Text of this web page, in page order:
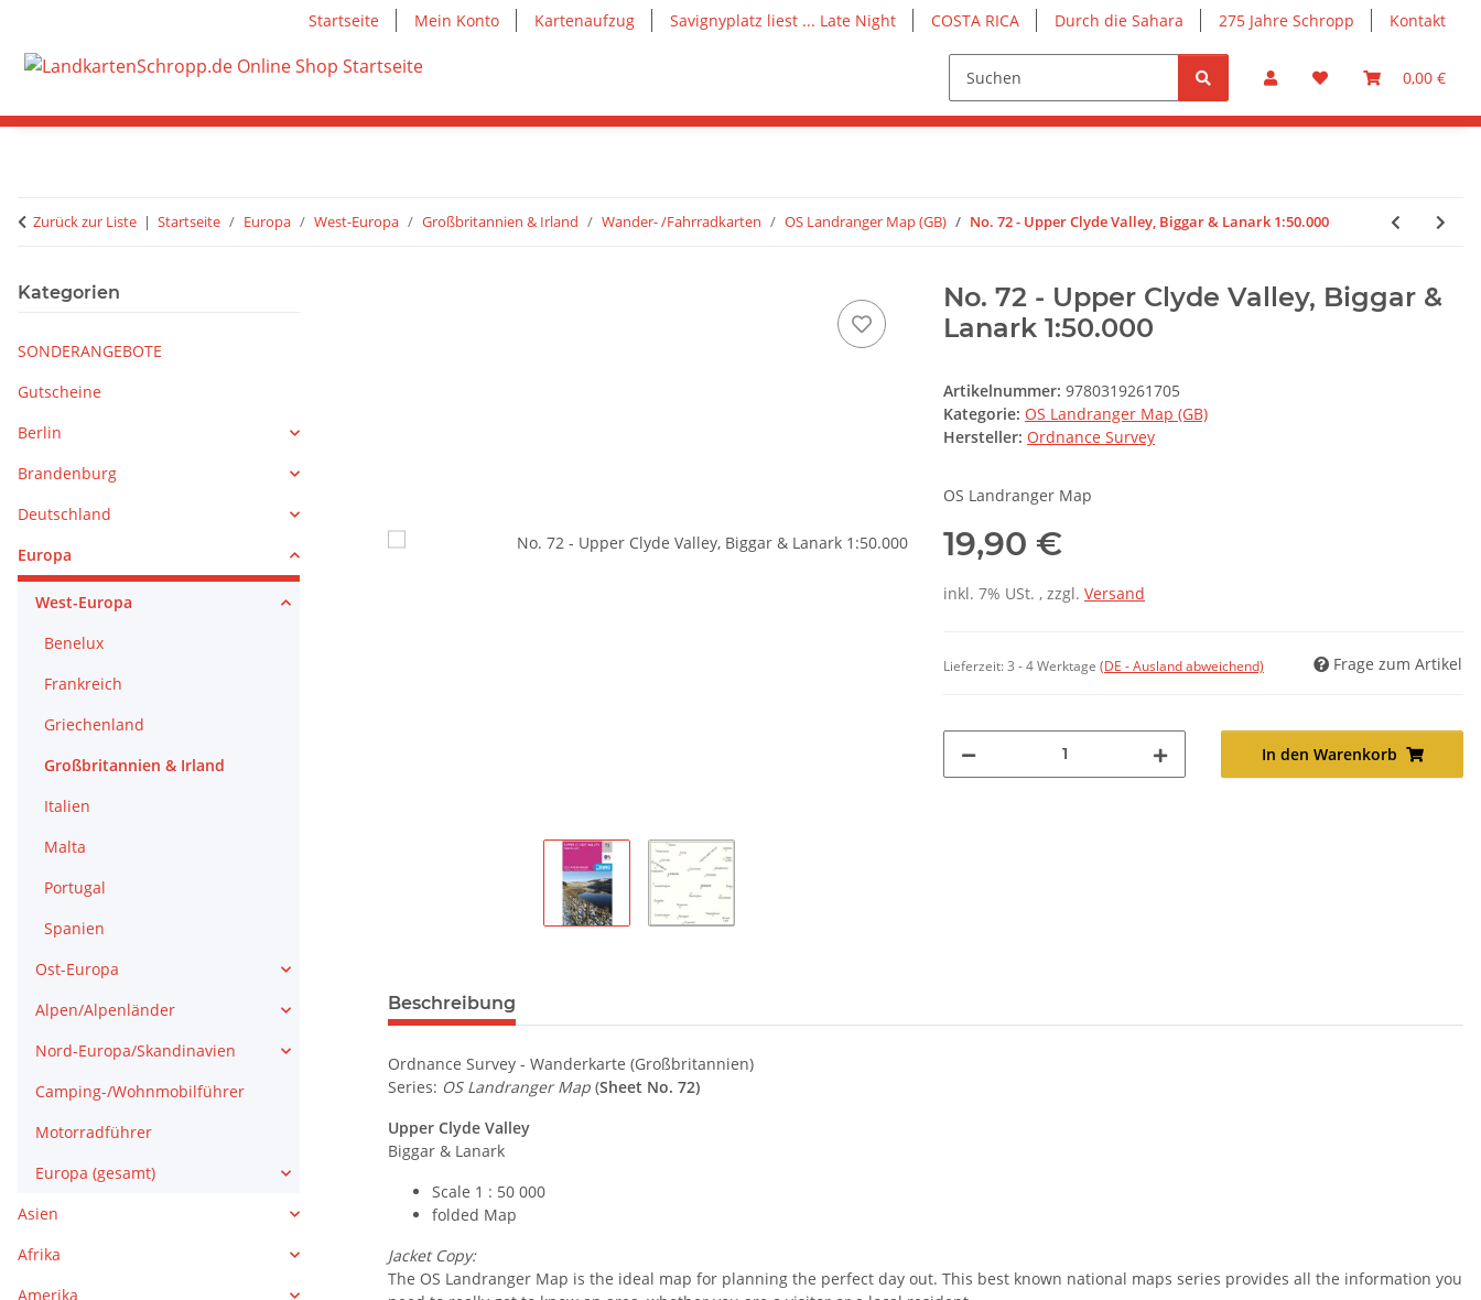
Startseite Mein Konto Kartenaufzug Savignyplatz liest ... Late Night COSTA RICA Durch die Sahara 275 Jahre Schropp Kontakt
0,00 €
Zurück zur Liste Startseite Europa West-Europa Großbritannien & Irland Wander- /Fahrradkarten OS Landranger Map (GB) No. 72 - Upper Clyde Valley, Biggar & Lanark 1:50.000
No. 72 - Upper Clyde Valley, Biggar &
Lanark 1:50.000
Artikelnummer: 9780319261705
Kategorie: OS Landranger Map (GB)
Hersteller: Ordnance Survey
OS Landranger Map
19,90 €
inkl. 7% USt. , zzgl. Versand
Lieferzeit:3 - 4 Werktage (DE - Ausland abweichend) Frage zum Artikel
In den Warenkorb
weitere Registerkarten anzeigen
Beschreibung
Ordnance Survey - Wanderkarte (Großbritannien)
Series: OS Landranger Map (Sheet No. 72)
Upper Clyde Valley
Biggar & Lanark
Scale 1 : 50 000
folded Map
Jacket Copy:
The OS Landranger Map is the ideal map for planning the perfect day out. This best known national maps series provides all the information you
Kategorien
SONDERANGEBOTE
Gutscheine
Berlin
Brandenburg
Deutschland
Europa
West-Europa
Benelux
Frankreich
Griechenland
Großbritannien & Irland
Italien
Malta
Portugal
Spanien
Ost-Europa
Alpen/Alpenländer
Nord-Europa/Skandinavien
Camping-/Wohnmobilführer
Motorradführer
Europa (gesamt)
Asien
Afrika
Amerika